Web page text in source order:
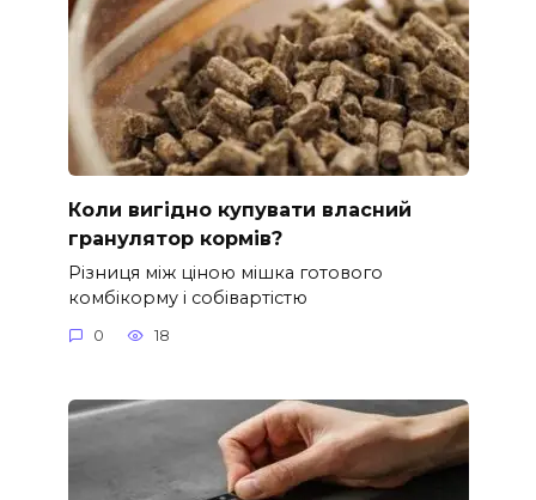
Коли вигідно купувати власний
гранулятор кормів?
Різниця між ціною мішка готового
комбікорму і собівартістю
0 18